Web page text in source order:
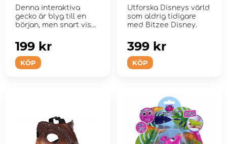
Denna interaktiva
gecko är blyg till en
början, men snart visar
KÖP
199 kr
Utforska Disneys värld
som aldrig tidigare
med Bitzee Disney.
KÖP
399 kr